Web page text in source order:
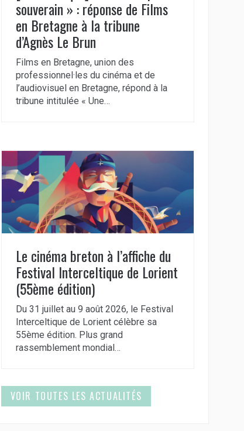
souverain » : réponse de Films
en Bretagne à la tribune
d’Agnès Le Brun
Films en Bretagne, union des
professionnel·les du cinéma et de
l’audiovisuel en Bretagne, répond à la
tribune intitulée « Une…
Le cinéma breton à l’affiche du
Festival Interceltique de Lorient
(55ème édition)
Du 31 juillet au 9 août 2026, le Festival
Interceltique de Lorient célèbre sa
55ème édition. Plus grand
rassemblement mondial…
VOIR TOUTES LES ACTUALITÉS